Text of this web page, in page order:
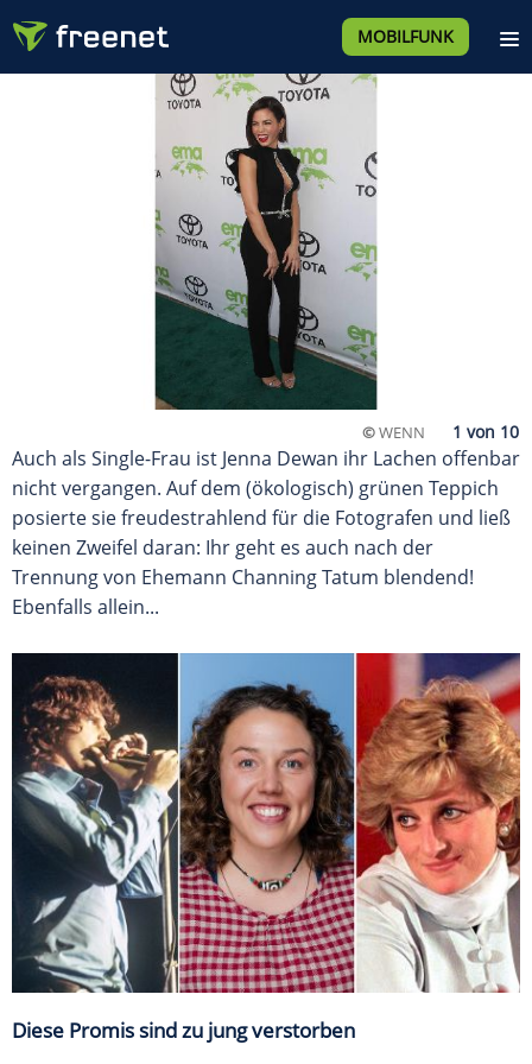
MOBILFUNK
©WENN
Auch als Single-Frau ist Jenna Dewan ihr Lachen offenbar
nicht vergangen. Auf dem (ökologisch) grünen Teppich
posierte sie freudestrahlend für die Fotografen und ließ
keinen Zweifel daran: Ihr geht es auch nach der
Trennung von Ehemann Channing Tatum blendend!
Ebenfalls allein...
Diese Promis sind zu jung verstorben